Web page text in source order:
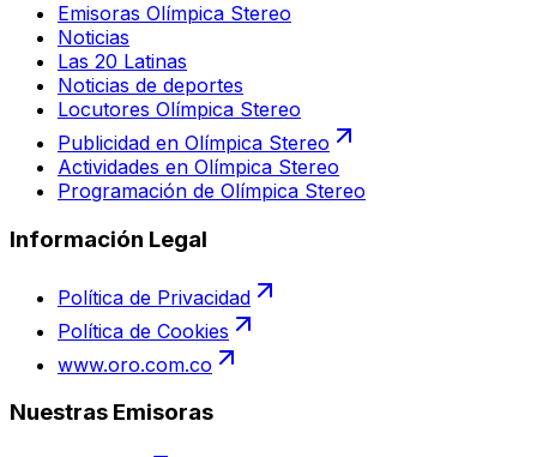
Emisoras Olímpica Stereo
Noticias
Las 20 Latinas
Noticias de deportes
Locutores Olímpica Stereo
Publicidad en Olímpica Stereo
Actividades en Olímpica Stereo
Programación de Olímpica Stereo
Información Legal
Política de Privacidad
Política de Cookies
www.oro.com.co
Nuestras Emisoras